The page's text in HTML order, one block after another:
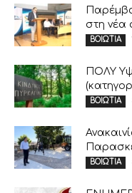
στη νέα
ΒΟΙΩΤΙΑ
ΠΟΛΥ
ΒΟΙΩΤΙΑ
ΒΟΙΩΤΙΑ